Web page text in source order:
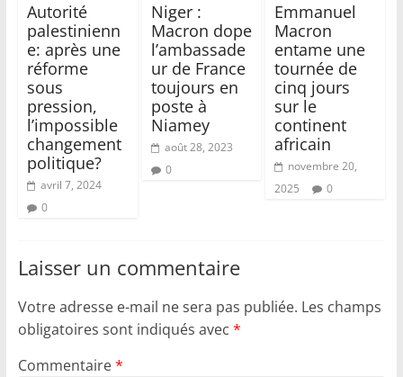
Autorité
palestinienn
e: après une
réforme
sous
pression,
l’impossible
changement
politique?
avril 7, 2024
0
Niger :
Macron dope
l’ambassade
ur de France
toujours en
poste à
Niamey
août 28, 2023
0
Emmanuel
Macron
entame une
tournée de
cinq jours
sur le
continent
africain
novembre 20,
2025
0
Laisser un commentaire
Votre adresse e-mail ne sera pas publiée. Les champs
obligatoires sont indiqués avec *
Commentaire*